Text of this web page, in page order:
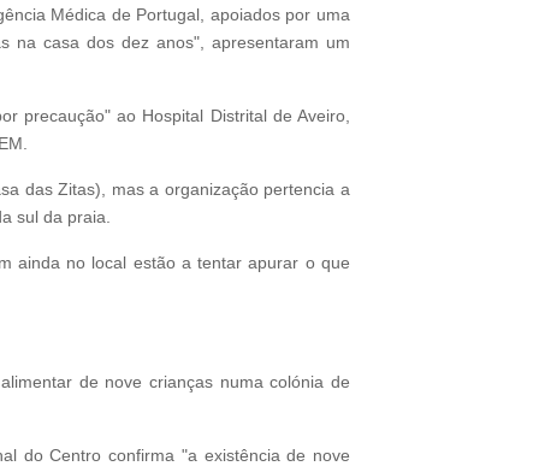
Médica de Portugal, apoiados por uma
na casa dos dez anos", apresentaram um
precaução" ao Hospital Distrital de Aveiro,
das Zitas), mas a organização pertencia a
sul da praia.
ainda no local estão a tentar apurar o que
de nove crianças numa colónia de
do Centro confirma "a existência de nove